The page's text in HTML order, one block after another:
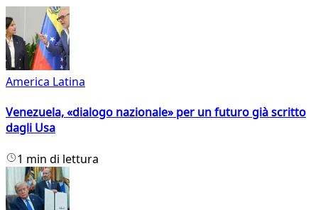
America Latina
Venezuela, «dialogo nazionale» per un futuro già scritto
dagli Usa
1 min di lettura